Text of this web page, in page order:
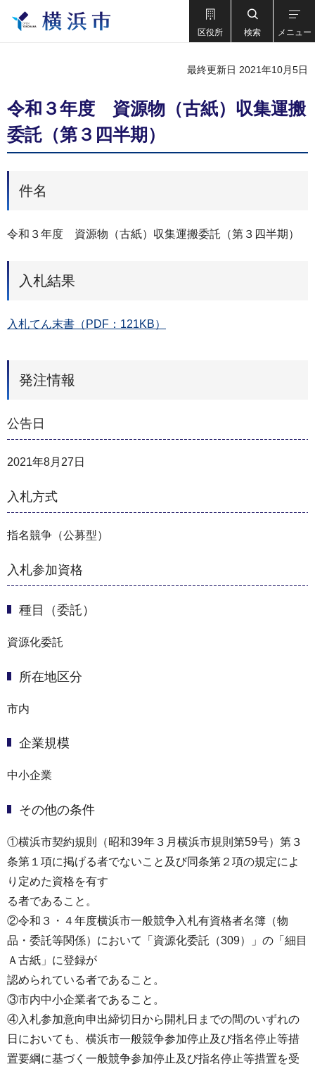
区役所 検索 メニュー
最終更新日 2021年10月5日
令和３年度 資源物（古紙）収集運搬
委託（第３四半期）
件名
令和３年度 資源物（古紙）収集運搬委託（第３四半期）
入札結果
入札てん末書（PDF：121KB）
発注情報
公告日
2021年8月27日
入札方式
指名競争（公募型）
入札参加資格
種目（委託）
資源化委託
所在地区分
市内
企業規模
中小企業
その他の条件
①横浜市契約規則（昭和39年３⽉横浜市規則第59号）第３
条第１項に掲げる者でないこと及び同条第２項の規定によ
り定めた資格を有す
る者であること。
②令和３・４年度横浜市⼀般競争⼊札有資格者名簿（物
品・委託等関係）において「資源化委託（309）」の「細目
Ａ古紙」に登録が
認められている者であること。
③市内中⼩企業者であること。
④⼊札参加意向申出締切⽇から開札⽇までの間のいずれの
⽇においても、横浜市⼀般競争参加停⽌及び指名停⽌等措
置要綱に基づく⼀般競争参加停⽌及び指名停⽌等措置を受